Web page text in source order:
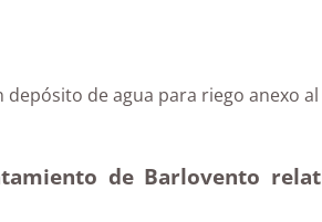
un depósito de agua para riego
de Barlovento